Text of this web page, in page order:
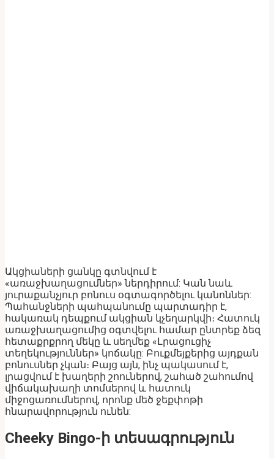
Ակցիաների ցանկը գտնվում է
«առաջխաղացումներ» ներդիրում: Կան նաև
յուրաքանչյուր բոնուս օգտագործելու կանոններ:
Պահանջների պահպանումը պարտադիր է,
հակառակ դեպքում ակցիան կչեղարկվի։ Հատուկ
առաջխաղացումից օգտվելու համար ընտրեք ձեզ
հետաքրքրող մեկը և սեղմեք «Լրացուցիչ
տեղեկություններ» կոճակը: Բուքմեյքերից այդքան
բոնուսներ չկան։ Բայց այն, ինչ պակասում է,
լրացվում է խաղերի շոուներով, շահած շահումով
վիճակախաղի տոմսերով և հատուկ
միջոցառումներով, որոնք մեծ ջեքփոթի
հնարավորություն ունեն:
Cheeky Bingo-ի տեսագրություն